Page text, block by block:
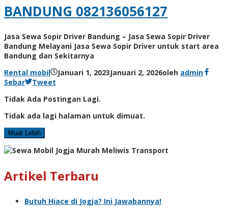
BANDUNG 082136056127
Jasa Sewa Sopir Driver Bandung – Jasa Sewa Sopir Driver
Bandung Melayani Jasa Sewa Sopir Driver untuk start area
Bandung dan Sekitarnya
Rental mobil
Januari 1, 2023Januari 2, 2026oleh admin
Sebar
Tweet
Tidak Ada Postingan Lagi.
Tidak ada lagi halaman untuk dimuat.
Muat Lebih
Artikel Terbaru
Butuh Hiace di Jogja? Ini Jawabannya!